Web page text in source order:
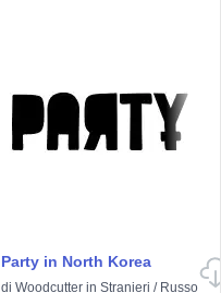
Party in North Korea
di Woodcutter in Stranieri / Russo